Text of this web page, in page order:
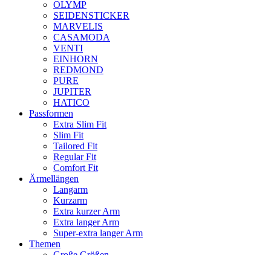
OLYMP
SEIDENSTICKER
MARVELIS
CASAMODA
VENTI
EINHORN
REDMOND
PURE
JUPITER
HATICO
Passformen
Extra Slim Fit
Slim Fit
Tailored Fit
Regular Fit
Comfort Fit
Ärmellängen
Langarm
Kurzarm
Extra kurzer Arm
Extra langer Arm
Super-extra langer Arm
Themen